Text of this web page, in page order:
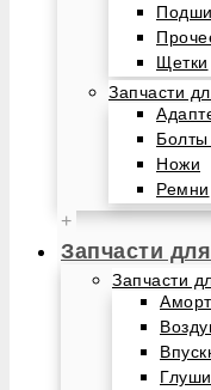
Щетки
Запчасти
Болты
Ножи
Ремни
+
Запчасти
Запчасти